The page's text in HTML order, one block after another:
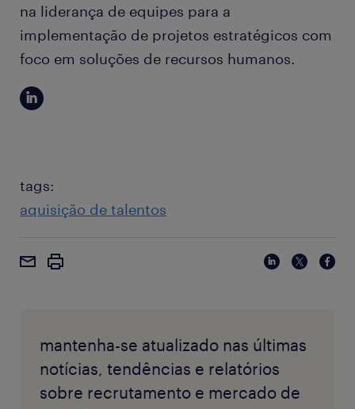
na liderança de equipes para a
implementação de projetos estratégicos com
foco em soluções de recursos humanos.
tags:
aquisição de talentos
mantenha-se atualizado nas últimas
notícias, tendências e relatórios
sobre recrutamento e mercado de